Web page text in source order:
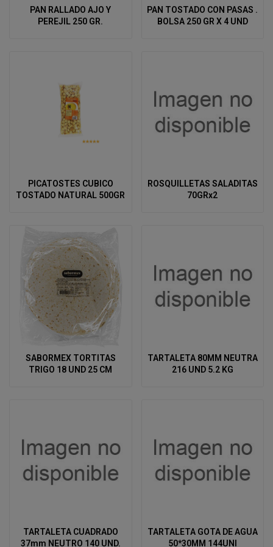
PAN RALLADO AJO Y
PEREJIL 250 GR.
PAN TOSTADO CON PASAS .
BOLSA 250 GR X 4 UND
PICATOSTES CUBICO
TOSTADO NATURAL 500GR
ROSQUILLETAS SALADITAS
70GRx2
SABORMEX TORTITAS
TRIGO 18 UND 25 CM
TARTALETA 80MM NEUTRA
216 UND 5.2 KG
TARTALETA CUADRADO
37mm NEUTRO 140 UND.
TARTALETA GOTA DE AGUA
50*30MM 144UNI